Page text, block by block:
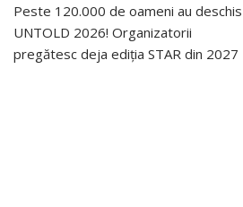
Peste 120.000 de oameni au deschis
UNTOLD 2026! Organizatorii
pregătesc deja ediția STAR din 2027